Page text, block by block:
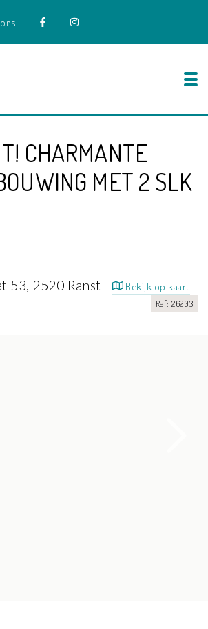
CHARMANTE
MET 2 SLK
53, 2520 Ranst Bekijk op kaart
Ref: 26203